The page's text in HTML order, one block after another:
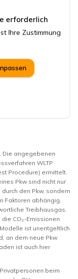
erforderlich
Ihre Zustimmung
Die angegebenen
WLTP
Procedure) ermittelt.
Pkw sind nicht nur
den Pkw, sondern
Faktoren abhängig.
Treibhausgas.
CO₂-Emissionen
ist unentgeltlich
an dem neue Pkw
ist auch hier
beim